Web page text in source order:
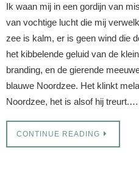
Ik waan mij in een gordijn van
van vochtige lucht die mij
zee is kalm, er is geen wind die
het kibbelende geluid van de
branding, en de gierende
blauwe Noordzee. Het klinkt
Noordzee, het is alsof hij treurt.…
CONTINUE READING